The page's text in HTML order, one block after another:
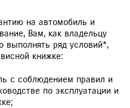
на автомобиль и
Вам, как владельцу
выполнять ряд условий*,
книжке:
с соблюдением правил и
по эксплуатации и